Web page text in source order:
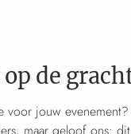
de
jouw